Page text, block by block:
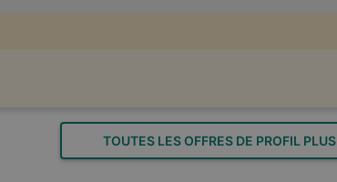
TOUTES LES OFFRES DE PROFIL PLUS